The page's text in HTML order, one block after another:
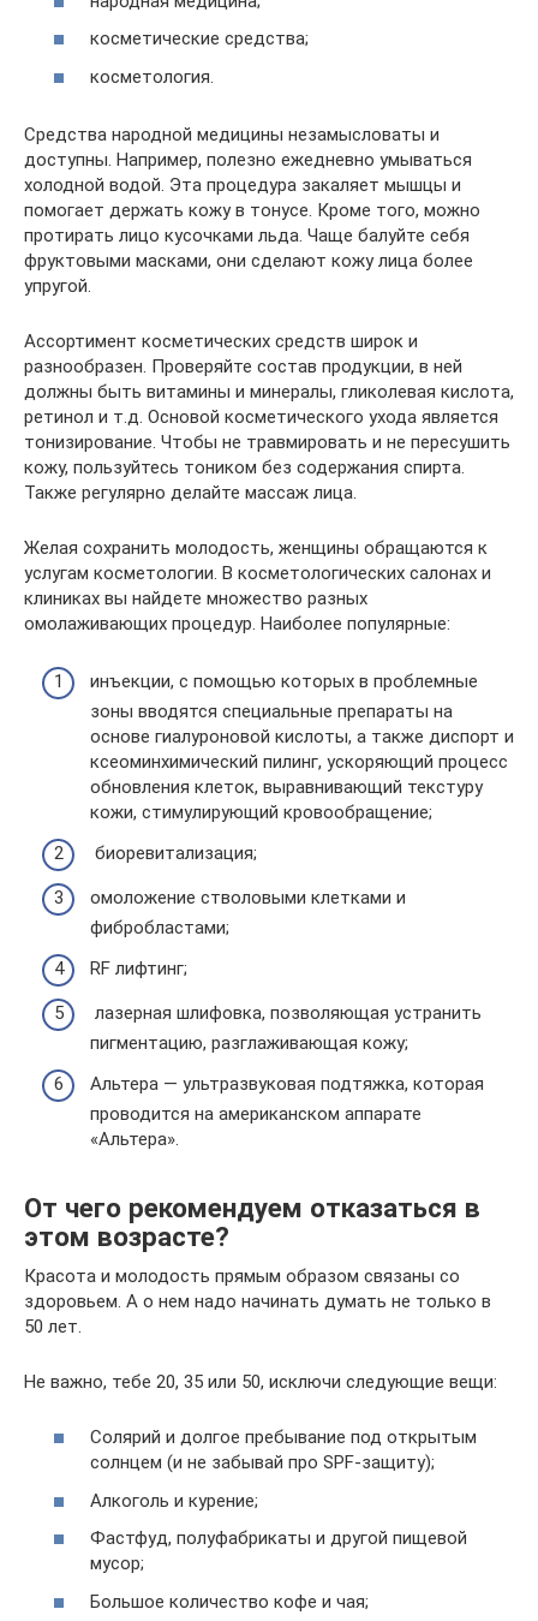
косметические средства;
косметология.
Средства народной медицины незамысловаты и
доступны. Например, полезно ежедневно умываться
холодной водой. Эта процедура закаляет мышцы и
помогает держать кожу в тонусе. Кроме того, можно
протирать лицо кусочками льда. Чаще балуйте себя
фруктовыми масками, они сделают кожу лица более
упругой.
Ассортимент косметических средств широк и
разнообразен. Проверяйте состав продукции, в ней
должны быть витамины и минералы, гликолевая кислота,
ретинол и т.д. Основой косметического ухода является
тонизирование. Чтобы не травмировать и не пересушить
кожу, пользуйтесь тоником без содержания спирта.
Также регулярно делайте массаж лица.
Желая сохранить молодость, женщины обращаются к
услугам косметологии. В косметологических салонах и
клиниках вы найдете множество разных
омолаживающих процедур. Наиболее популярные:
инъекции, с помощью которых в проблемные
зоны вводятся специальные препараты на
основе гиалуроновой кислоты, а также диспорт и
ксеоминхимический пилинг, ускоряющий процесс
обновления клеток, выравнивающий текстуру
кожи, стимулирующий кровообращение;
биоревитализация;
омоложение стволовыми клетками и
фибробластами;
RF лифтинг;
лазерная шлифовка, позволяющая устранить
пигментацию, разглаживающая кожу;
Альтера — ультразвуковая подтяжка, которая
проводится на американском аппарате
«Альтера».
От чего рекомендуем отказаться в
этом возрасте?
Красота и молодость прямым образом связаны со
здоровьем. А о нем надо начинать думать не только в
50 лет.
Не важно, тебе 20, 35 или 50, исключи следующие вещи:
Солярий и долгое пребывание под открытым
солнцем (и не забывай про SPF-защиту);
Алкоголь и курение;
Фастфуд, полуфабрикаты и другой пищевой
мусор;
Большое количество кофе и чая;